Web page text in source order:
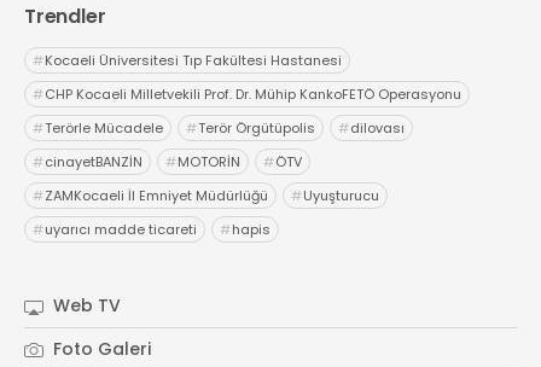
Trendler
#Kocaeli Üniversitesi Tıp Fakültesi Hastanesi
#CHP Kocaeli Milletvekili Prof. Dr. Mühip KankoFETÖ Operasyonu
#Terörle Mücadele #Terör Örgütüpolis #dilovası
#cinayetBANZİN #MOTORİN #ÖTV
#ZAMKocaeli İl Emniyet Müdürlüğü #Uyuşturucu
#uyarıcı madde ticareti #hapis
Web TV
Foto Galeri